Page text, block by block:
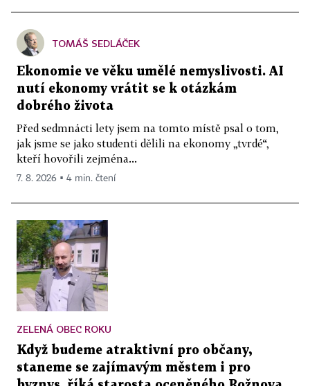
TOMÁŠ SEDLÁČEK
Ekonomie ve věku umělé nemyslivosti. AI
nutí ekonomy vrátit se k otázkám
dobrého života
Před sedmnácti lety jsem na tomto místě psal o tom,
jak jsme se jako studenti dělili na ekonomy „tvrdé“,
kteří hovořili zejména...
7. 8. 2026 ▪ 4 min. čtení
ZELENÁ OBEC ROKU
Když budeme atraktivní pro občany,
staneme se zajímavým městem i pro